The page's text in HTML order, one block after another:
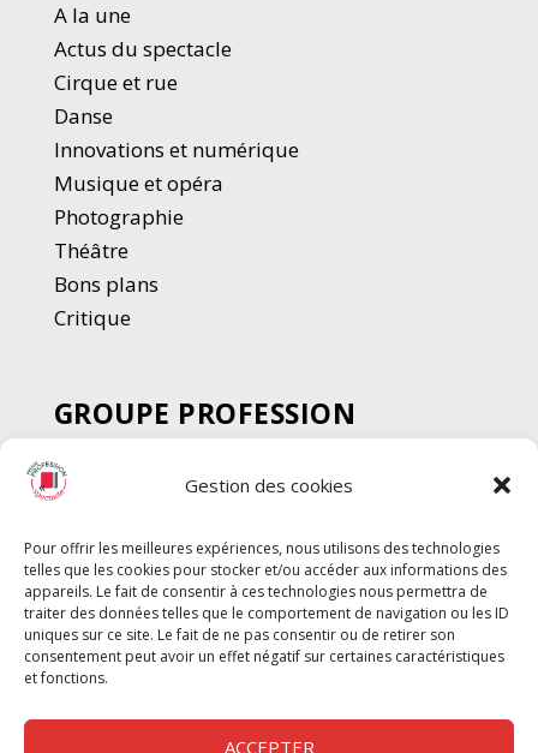
Gestion des cookies
Pour offrir les meilleures expériences, nous utilisons des technologies
telles que les cookies pour stocker et/ou accéder aux informations des
appareils. Le fait de consentir à ces technologies nous permettra de
traiter des données telles que le comportement de navigation ou les ID
uniques sur ce site. Le fait de ne pas consentir ou de retirer son
consentement peut avoir un effet négatif sur certaines caractéristiques
et fonctions.
ACCEPTER
A la une
Actus du spectacle
Cirque et rue
Danse
Innovations et numérique
Musique et opéra
Photographie
Théâtre
Bons plans
Critique
GROUPE PROFESSION
SPECTACLE
Chèque Intermittents
Chèque Compta
Chèque Emploi Spectacle
G-Pods
Profession Audio-visuel